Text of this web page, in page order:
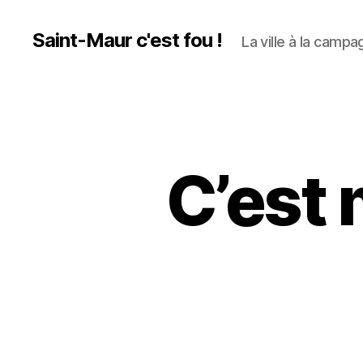
Saint-Maur c'est fou ! La ville à la
C’est